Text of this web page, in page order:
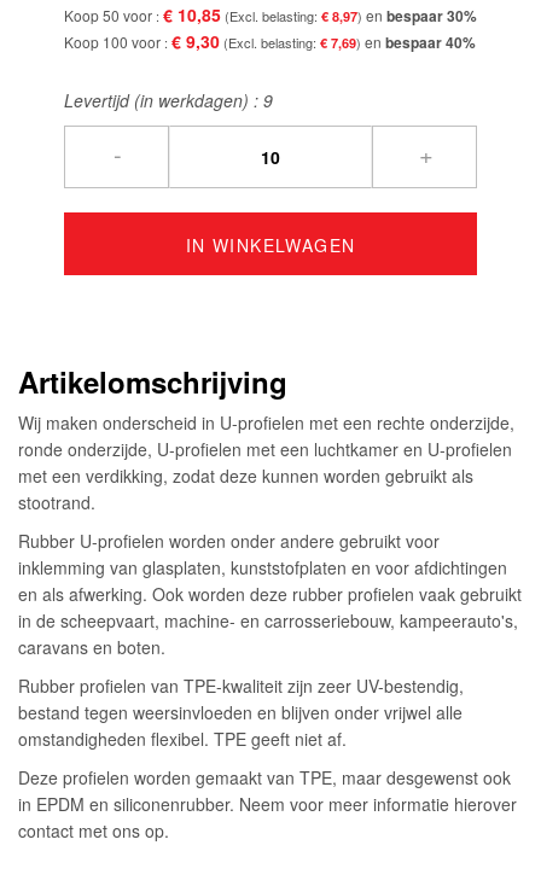
Koop 50 voor € 10,85 € 8,97 en bespaar30%
Koop 100 voor € 9,30 € 7,69 en bespaar40%
Levertijd (in werkdagen) : 9
- +
IN WINKELWAGEN
Artikelomschrijving
Wij maken onderscheid in U-profielen met een rechte onderzijde,
ronde onderzijde, U-profielen met een luchtkamer en U-profielen
met een verdikking, zodat deze kunnen worden gebruikt als
stootrand.
Rubber U-profielen worden onder andere gebruikt voor
inklemming van glasplaten, kunststofplaten en voor afdichtingen
en als afwerking. Ook worden deze rubber profielen vaak gebruikt
in de scheepvaart, machine- en carrosseriebouw, kampeerauto's,
caravans en boten.
Rubber profielen van TPE-kwaliteit zijn zeer UV-bestendig,
bestand tegen weersinvloeden en blijven onder vrijwel alle
omstandigheden flexibel. TPE geeft niet af.
Deze profielen worden gemaakt van TPE, maar desgewenst ook
in EPDM en siliconenrubber. Neem voor meer informatie hierover
contact met ons op.